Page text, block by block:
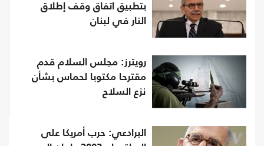
بتطبيق اتفاق وقف إطلاق
النار في لبنان
رويترز: مجلس السلام قدم
مقترحا مكتوبا لحماس بشأن
نزع السلاح
البرادعي: حرب أمريكا على